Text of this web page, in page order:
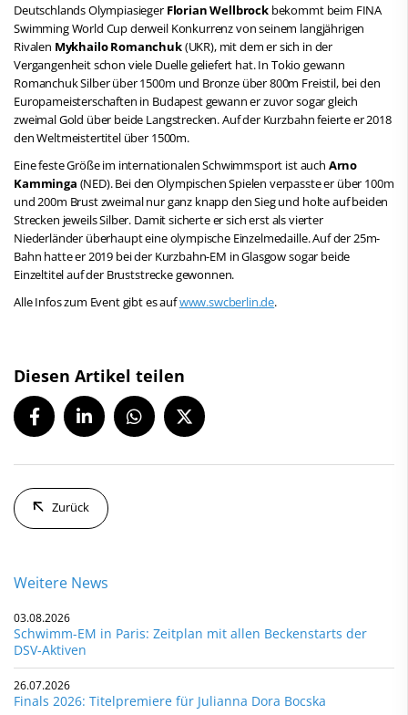
Deutschlands Olympiasieger Florian Wellbrockbekommt beim FINA
Swimming World Cup derweil Konkurrenz von seinem langjährigen
Rivalen Mykhailo Romanchuk(UKR), mit dem er sich in der
Vergangenheit schon viele Duelle geliefert hat. In Tokio gewann
Romanchuk Silber über 1500m und Bronze über 800m Freistil, bei den
Europameisterschaften in Budapest gewann er zuvor sogar gleich
zweimal Gold über beide Langstrecken. Auf der Kurzbahn feierte er 2018
den Weltmeistertitel über 1500m.
Eine feste Größe im internationalen Schwimmsport ist auch Arno
Kamminga (NED). Bei den Olympischen Spielen verpasste er über 100m
und 200m Brust zweimal nur ganz knapp den Sieg und holte auf beiden
Strecken jeweils Silber. Damit sicherte er sich erst als vierter
Niederländer überhaupt eine olympische Einzelmedaille. Auf der 25m-
Bahn hatte er 2019 bei der Kurzbahn-EM in Glasgow sogar beide
Einzeltitel auf der Bruststrecke gewonnen.
Alle Infos zum Event gibt es aufwww.swcberlin.de.
Diesen Artikel teilen
Zurück
Weitere News
03.08.2026
Schwimm-EM in Paris: Zeitplan mit allen Beckenstarts der
DSV-Aktiven
26.07.2026
Finals 2026: Titelpremiere für Julianna Dora Bocska